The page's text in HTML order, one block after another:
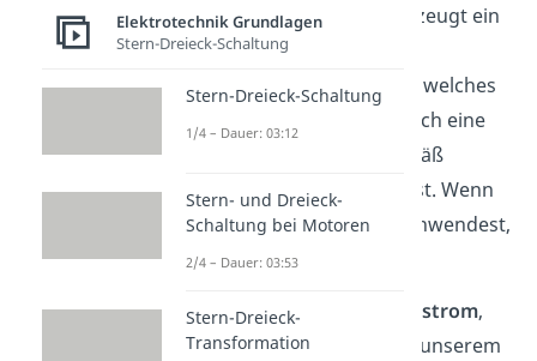
durch dieSpule . Dieser erzeugt ein
sich langsam
aufbauendesMagnetfeld
, welches
auch eine
gemäß
entstehen lässt. Wenn
du dasLenzsche Gesetz
anwendest,
erkennnst du folgendes:
Es entsteht ein
Induktionsstrom,
dergegen die Ursache,
in unserem
Elektrotechnik Grundlagen
Stern-Dreieck-Schaltung
Stern-Dreieck-Schaltung
1/4 – Dauer: 03:12
Stern- und Dreieck-
Schaltung bei Motoren
2/4 – Dauer: 03:53
Stern-Dreieck-
Transformation